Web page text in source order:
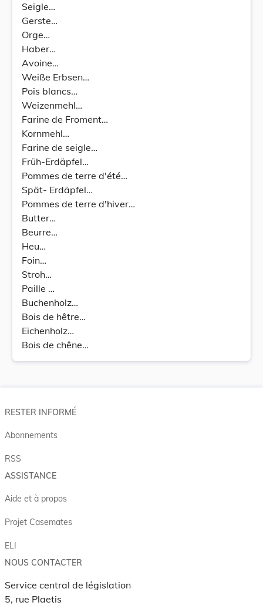
Seigle…
Gerste…
Orge…
Haber…
Avoine…
Weiße Erbsen…
Pois blancs…
Weizenmehl…
Farine de Froment…
Kornmehl…
Farine de seigle…
Früh-Erdäpfel…
Pommes de terre d'été…
Spät- Erdäpfel…
Pommes de terre d'hiver…
Butter…
Beurre…
Heu…
Foin…
Stroh…
Paille …
Buchenholz…
Bois de hêtre…
Eichenholz…
Bois de chêne…
RESTER INFORMÉ
Abonnements
RSS
ASSISTANCE
Aide et à propos
Projet Casemates
ELI
NOUS CONTACTER
Service central de législation
5, rue Plaetis